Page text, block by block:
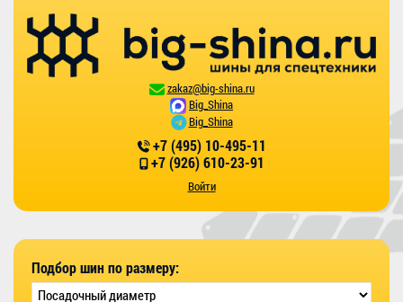
zakaz@big-shina.ru
Big_Shina
Big_Shina
+7 (495) 10-495-11
+7 (926) 610-23-91
Войти
Подбор шин по размеру: